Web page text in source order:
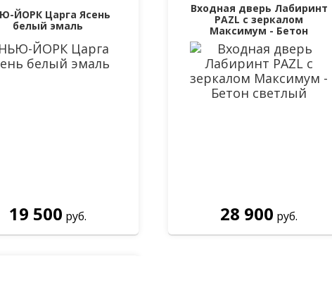
ЙОРК Царга Ясень
белый эмаль
19 500 руб.
Входная дверь Лабиринт
PAZL с зеркалом
Максимум - Бетон
28 900 руб.